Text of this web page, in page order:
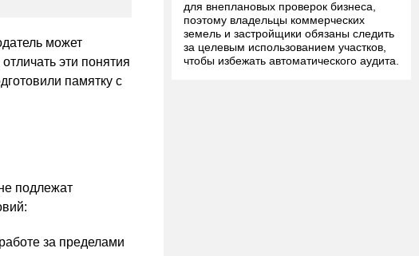
может
эти понятия
памятку с
подлежат
за пределами
для внеплановых проверок бизнеса,
поэтому владельцы коммерческих
земель и застройщики обязаны следить
за целевым использованием участков,
чтобы избежать автоматического аудита.